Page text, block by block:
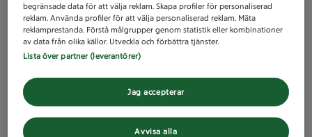
begränsade data för att välja reklam. Skapa profiler för personaliserad
reklam. Använda profiler för att välja personaliserad reklam. Mäta
reklamprestanda. Förstå målgrupper genom statistik eller kombinationer
av data från olika källor. Utveckla och förbättra tjänster.
Lista över partner (leverantörer)
Avvisa alla
Jag accepterar